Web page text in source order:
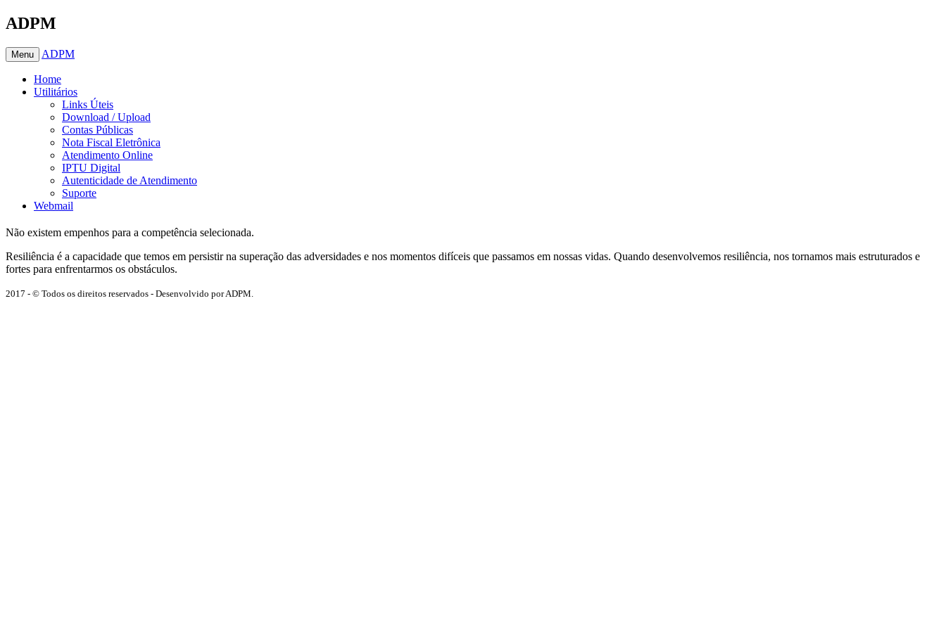
ADPM
Menu ADPM
Home
Utilitários
Links Úteis
Download / Upload
Contas Públicas
Nota Fiscal Eletrônica
Atendimento Online
IPTU Digital
Autenticidade de Atendimento
Suporte
Webmail
Não existem empenhos para a competência selecionada.
Resiliência é a capacidade que temos em persistir na superação das adversidades e nos momentos difíceis que passamos em nossas vidas. Quando desenvolvemos resiliência, nos tornamos mais estruturados e
fortes para enfrentarmos os obstáculos.
2017 - © Todos os direitos reservados - Desenvolvido por ADPM.